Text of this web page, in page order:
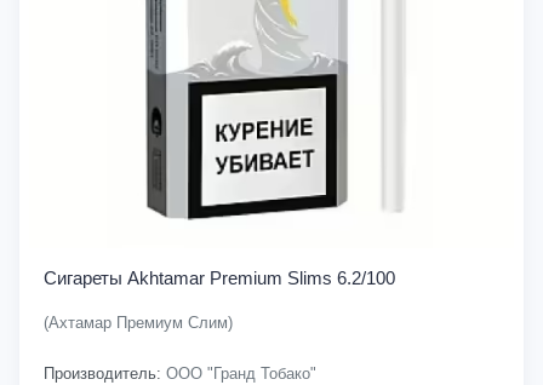
Сигареты Akhtamar Premium Slims 6.2/100
(Ахтамар Премиум Слим)
Производитель: ООО "Гранд Тобако"